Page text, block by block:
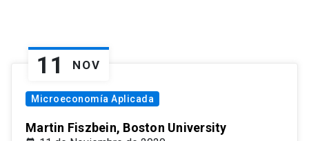
11 NOV
Microeconomía Aplicada
Martin Fiszbein, Boston University